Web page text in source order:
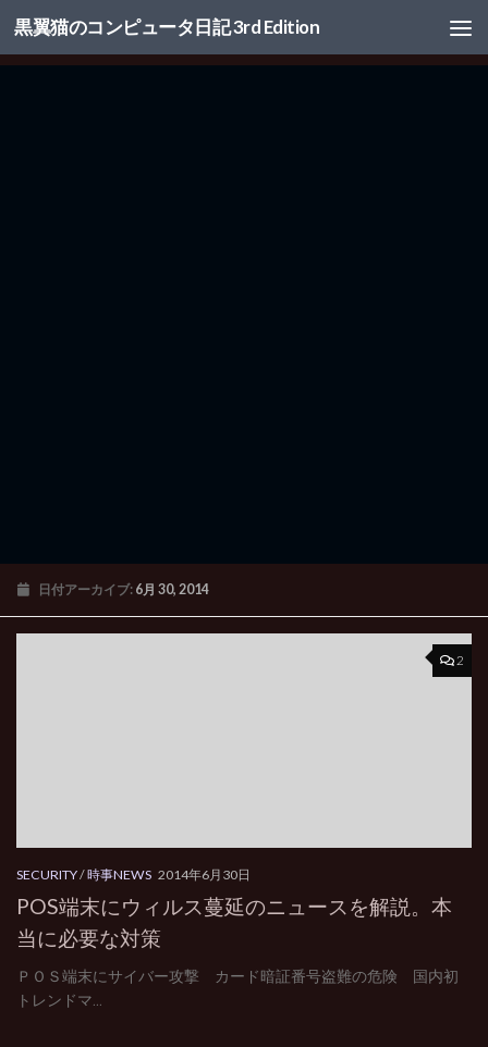
コンテンツへスキップ
黒翼猫のコンピュータ日記 3rd Edition
日付アーカイブ: 6月 30, 2014
2
SECURITY/時事NEWS 2014年6月30日
POS端末にウィルス蔓延のニュースを解説。本
当に必要な対策
ＰＯＳ端末にサイバー攻撃 カード暗証番号盗難の危険 国内初
トレンドマ...